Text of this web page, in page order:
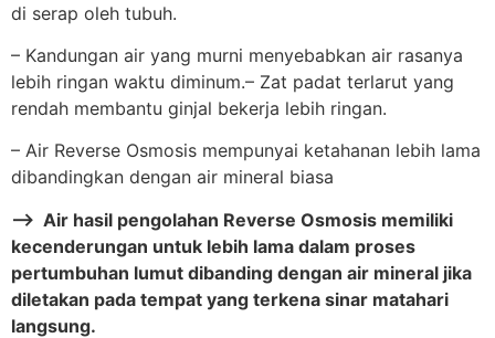
di serap oleh tubuh.
– Kandungan air yang murni menyebabkan air rasanya
lebih ringan waktu diminum.– Zat padat terlarut yang
rendah membantu ginjal bekerja lebih ringan.
– Air Reverse Osmosis mempunyai ketahanan lebih lama
dibandingkan dengan air mineral biasa
–> Air hasil pengolahan Reverse Osmosis memiliki
kecenderungan untuk lebih lama dalam proses
pertumbuhan lumut dibanding dengan air mineral jika
diletakan pada tempat yang terkena sinar matahari
langsung.